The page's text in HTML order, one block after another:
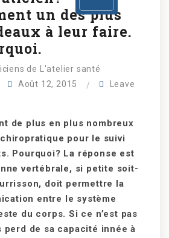
un des plus
à leur faire.
de L'atelier santé
Août 12, 2015
Leave
de plus en plus nombreux
pour le suivi
Pourquoi? La réponse est
vertébrale, si petite soit-
doit permettre la
entre le système
du corps. Si ce n’est pas
perd de sa capacité innée à